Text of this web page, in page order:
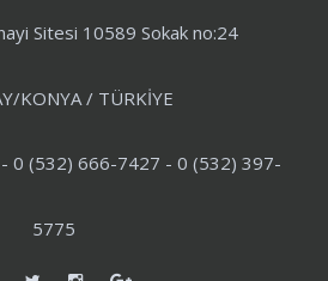
Sitesi 10589 Sokak no:24
KONYA / TÜRKİYE
0 (532) 666-7427 - 0 (532) 397-
5775